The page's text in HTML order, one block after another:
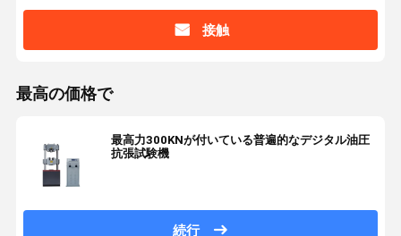
接触
最高の価格で
最高力300KNが付いている普遍的なデジタル油圧
抗張試験機
続行